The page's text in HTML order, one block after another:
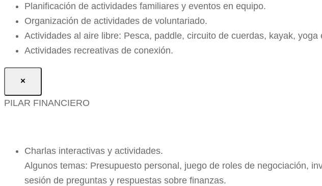
Planificación de actividades familiares y eventos en equipo.
Organización de actividades de voluntariado.
Actividades al aire libre: Pesca, paddle, circuito de cuerdas, kayak, yoga
Actividades recreativas de conexión.
×
PILAR FINANCIERO
Charlas interactivas y actividades.
Algunos temas: Presupuesto personal, juego de roles de negociación,
sesión de preguntas y respuestas sobre finanzas.